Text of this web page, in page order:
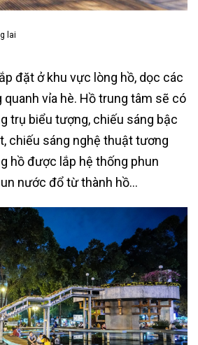
lai
đặt ở khu vực lòng hồ, dọc các
vỉa hè. Hồ trung tâm sẽ có
trụ biểu tượng, chiếu sáng bậc
chiếu sáng nghệ thuật tương
hồ được lắp hệ thống phun
nước đổ từ thành hồ…